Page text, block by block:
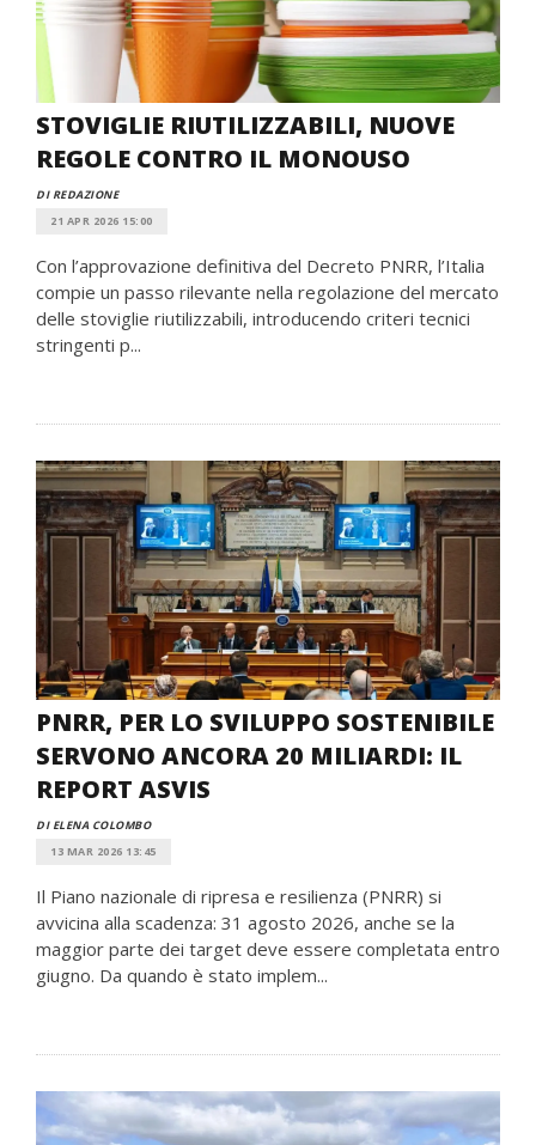
STOVIGLIE RIUTILIZZABILI, NUOVE
REGOLE CONTRO IL MONOUSO
DI REDAZIONE
21 APR 2026 15:00
Con l’approvazione definitiva del Decreto PNRR, l’Italia
compie un passo rilevante nella regolazione del mercato
delle stoviglie riutilizzabili, introducendo criteri tecnici
stringenti p...
PNRR, PER LO SVILUPPO SOSTENIBILE
SERVONO ANCORA 20 MILIARDI: IL
REPORT ASVIS
DI ELENA COLOMBO
13 MAR 2026 13:45
Il Piano nazionale di ripresa e resilienza (PNRR) si
avvicina alla scadenza: 31 agosto 2026, anche se la
maggior parte dei target deve essere completata entro
giugno. Da quando è stato implem...